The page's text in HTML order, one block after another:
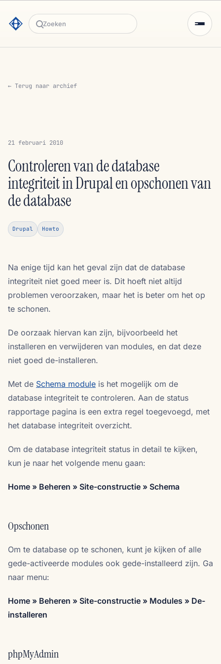
Zoeken
← Terug naar archief
21 februari 2010
Controleren van de database
integriteit in Drupal en opschonen van
de database
Drupal Howto
Na enige tijd kan het geval zijn dat de database
integriteit niet goed meer is. Dit hoeft niet altijd
problemen veroorzaken, maar het is beter om het op
te schonen.
De oorzaak hiervan kan zijn, bijvoorbeeld het
installeren en verwijderen van modules, en dat deze
niet goed de-installeren.
Met de Schema module is het mogelijk om de
database integriteit te controleren. Aan de status
rapportage pagina is een extra regel toegevoegd, met
het database integriteit overzicht.
Om de database integriteit status in detail te kijken,
kun je naar het volgende menu gaan:
Home » Beheren » Site-constructie » Schema
Opschonen
Om te database op te schonen, kunt je kijken of alle
gede-activeerde modules ook gede-installeerd zijn. Ga
naar menu:
Home » Beheren » Site-constructie » Modules » De-
installeren
phpMyAdmin